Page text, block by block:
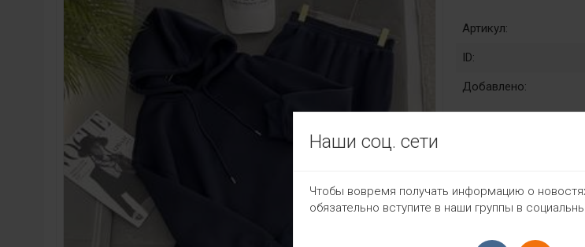
Артикул:
ID:
Добавлено:
2128₽
Наши соц. сети
Чтобы вовремя получать информацию о
обязательно вступите в наши группы в